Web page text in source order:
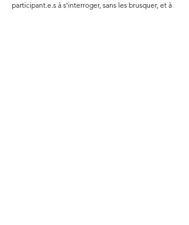
participant.e.s à s’interroger, sans les brusquer, et à